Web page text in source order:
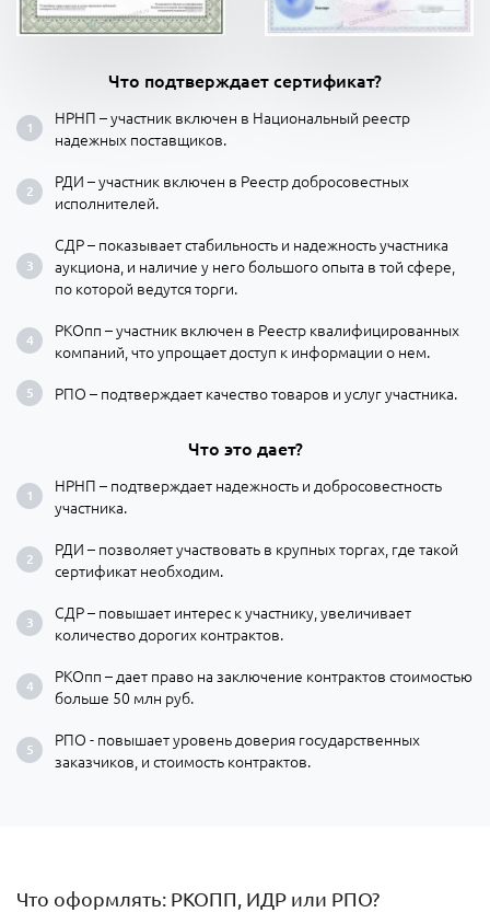
Что подтверждает сертификат?
НРНП – участник включен в Национальный реестр
надежных поставщиков.
РДИ – участник включен в Реестр добросовестных
исполнителей.
СДР – показывает стабильность и надежность участника
аукциона, и наличие у него большого опыта в той сфере,
по которой ведутся торги.
РКОпп – участник включен в Реестр квалифицированных
компаний, что упрощает доступ к информации о нем.
РПО – подтверждает качество товаров и услуг участника.
Что это дает?
НРНП – подтверждает надежность и добросовестность
участника.
РДИ – позволяет участвовать в крупных торгах, где такой
сертификат необходим.
СДР – повышает интерес к участнику, увеличивает
количество дорогих контрактов.
РКОпп – дает право на заключение контрактов стоимостью
больше 50 млн руб.
РПО - повышает уровень доверия государственных
заказчиков, и стоимость контрактов.
Что оформлять: РКОПП, ИДР или РПО?